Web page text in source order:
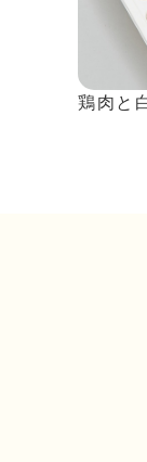
鶏肉と